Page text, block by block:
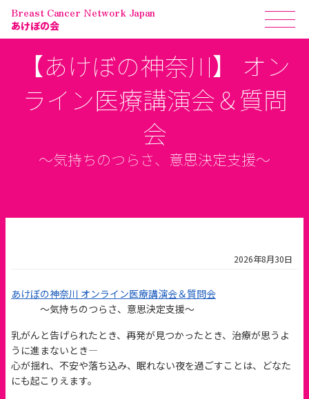
Breast Cancer Network Japan
あけぼの会
【あけぼの神奈川】 オン
ライン医療講演会＆質問
会
～気持ちのつらさ、意思決定支援～
2026年8月30日
あけぼの神奈川 オンライン医療講演会＆質問会
～気持ちのつらさ、意思決定支援～
乳がんと告げられたとき、再発が見つかったとき、治療が思うよ
うに進まないとき—
心が揺れ、不安や落ち込み、眠れない夜を過ごすことは、どなた
にも起こりえます。